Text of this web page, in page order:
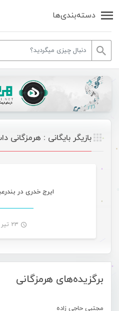
دسته‌بندی‌ها
برگزیده‌های هرمزگانی
مجتبی حاجی زاده
بازیگر بایگانی : هرمزگانی
ایرج خدری در
۲۳ تیر ۱۳۹۵